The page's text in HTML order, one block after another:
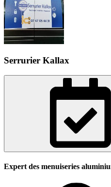
Serrurier Kallax
Expert des menuiseries